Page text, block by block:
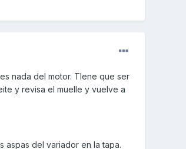
nada del motor. TIene que ser
y revisa el muelle y vuelve a
aspas del variador en la tapa.